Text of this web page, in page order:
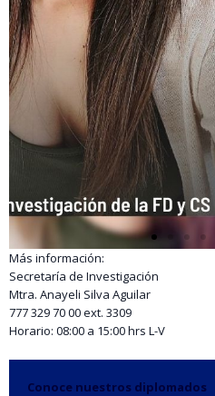
Más información:
Secretaría de Investigación
Mtra. Anayeli Silva Aguilar
777 329 70 00 ext. 3309
Horario: 08:00 a 15:00 hrs L-V
Conoce nuestros diplomados